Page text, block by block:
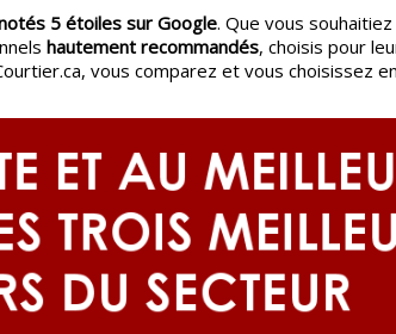
5 étoiles sur Google. Que vous
hautement recommandés, choisis pour
vous comparez et vous choisissez